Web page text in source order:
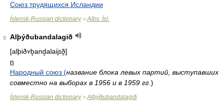
Союз трудящихся Исландии
Íslensk-Russian dictionary> Alþs. Ísl.
9
Alþýðubandalagið
[alþiðʏb̥and̥alaijɪð̬]
n
Народный союз (название блока левых партий, выступавших
совместно на выборах в 1956 и в 1959 гг. )
Íslensk-Russian dictionary> Alþýðubandalagið